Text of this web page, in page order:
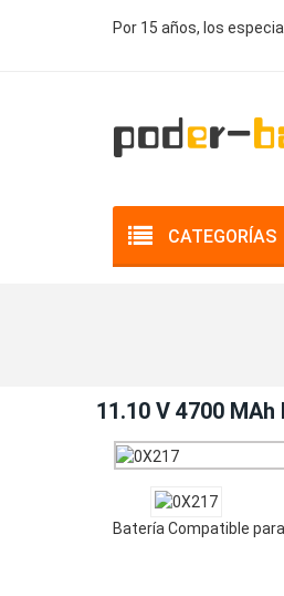
Por 15 años, los
CATEGORÍAS
11.10 V 4700
Batería Compatible